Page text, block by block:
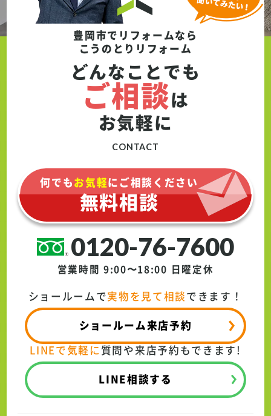
豊岡市でリフォームなら
こうのとりリフォーム
どんなことでも
ご相談は
お気軽に
CONTACT
0120-76-7600
営業時間 9:00〜18:00 日曜定休
何でもお気軽にご相談ください
無料相談
LINEで気軽に 質問や来店予約もできます!
LINE相談する
ショールームで実物を見て相談できます！
ショールーム来店予約